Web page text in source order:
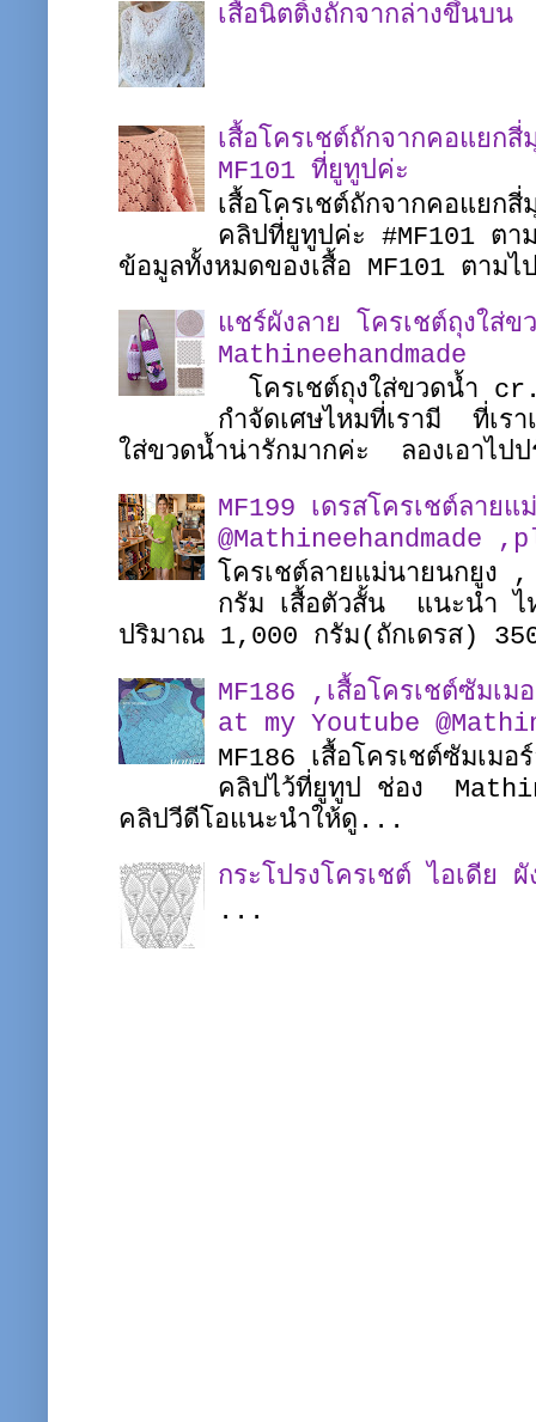
เสื้อนิตติ้งถักจากล่างขึ้นบน
เสื้อโครเชต์ถักจากคอแย
MF101 ที่ยูทูปค่ะ
เสื้อโครเชต์ถักจากคอแยก
คลิปที่ยูทูปค่ะ #MF101 ต
ข้อมูลทั้งหมดของเสื้อ MF101 ตาม
แชร์ผังลาย โครเชต์ถุงใส่ข
Mathineehandmade
โครเชต์ถุงใส่ขวดน้ำ
กำจัดเศษไหมที่เรามี ที่เร
ใส่ขวดน้ำน่ารักมากค่ะ ลองเอาไ
MF199 เดรสโครเชต์ลายแ
@Mathineehandmade
โครเชต์ลายแม่นายนกยูง
กรัม เสื้อตัวสั้น แนะนำ ไ
ปริมาณ 1,000 กรัม(ถักเดรส)
MF186 ,เสื้อโครเชต์ซัม
at my Youtube
MF186 เสื้อโครเชต์ซัมเม
คลิปไว้ที่ยูทูป ช่อง
คลิปวีดีโอแนะนำให้ดู...
กระโปรงโครเชต์ ไอเดีย
...